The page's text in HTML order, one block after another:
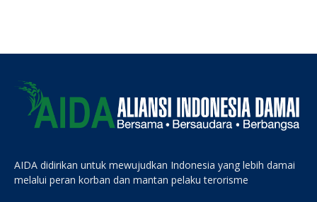
AIDA didirikan untuk mewujudkan Indonesia yang lebih damai
melalui peran korban dan mantan pelaku terorisme